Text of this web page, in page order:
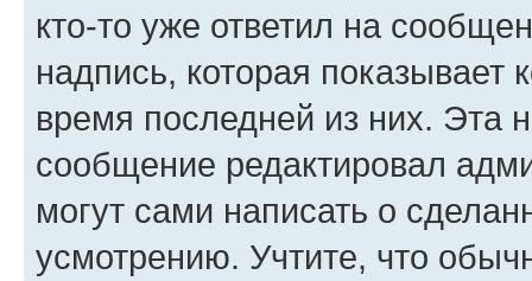
кто-то уже ответил на
надпись, которая показывает
время последней из них. Эта
сообщение редактировал
могут сами написать о
усмотрению. Учтите, что